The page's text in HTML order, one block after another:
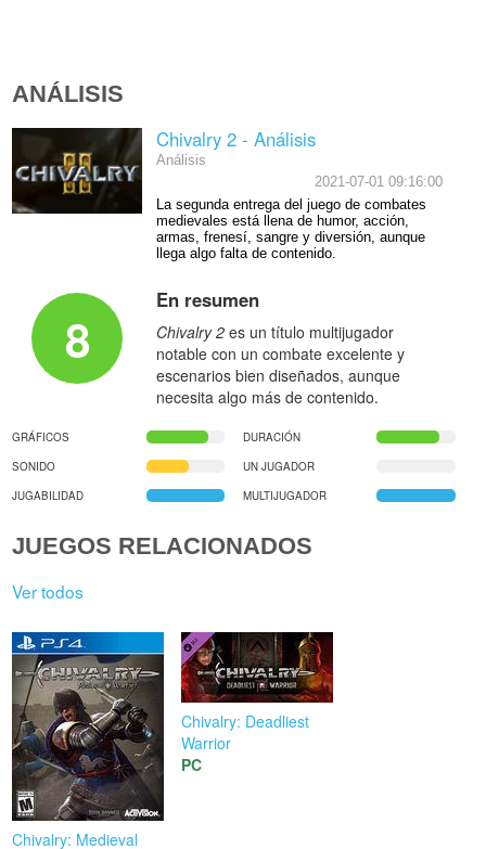
ANÁLISIS
Chivalry 2 - Análisis
Análisis
2021-07-01 09:16:00
La segunda entrega del juego de combates
medievales está llena de humor, acción,
armas, frenesí, sangre y diversión, aunque
llega algo falta de contenido.
8
En resumen
Chivalry 2es un título multijugador
notable con un combate excelente y
escenarios bien diseñados, aunque
necesita algo más de contenido.
GRÁFICOS
DURACIÓN
SONIDO
UN JUGADOR
JUGABILIDAD
MULTIJUGADOR
JUEGOS RELACIONADOS
Ver todos
Chivalry: Medieval
Chivalry: Deadliest
Warrior
PC